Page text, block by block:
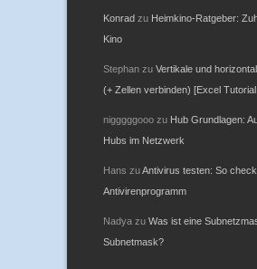
Konrad zu Heimkino-Ratgeber:
Kino
Stephan zu Vertikale und
(+ Zellen verbinden) [Excel
nigggggooo zu Hub Grundlagen:
Hubs im Netzwerk
Hans zuAntivirus testen: So
Antivirenprogramm
Nadya zu Was ist eine
Subnetmask?